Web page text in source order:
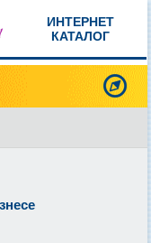
ИНТЕРНЕТ
КАТАЛОГ